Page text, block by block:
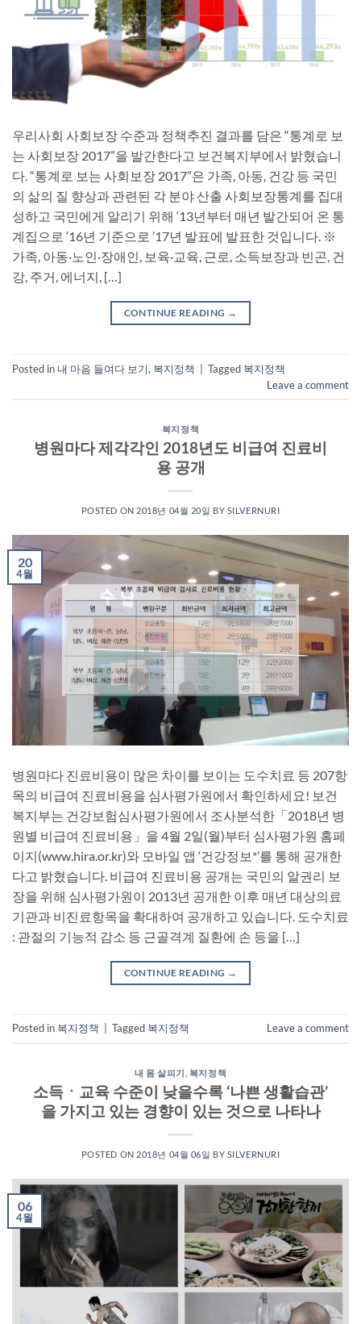
우리사회 사회보장 수준과 정책추진 결과를 담은 “통계로 보
는 사회보장 2017”을 발간한다고 보건복지부에서 밝혔습니
다. “통계로 보는 사회보장 2017”은 가족, 아동, 건강 등 국민
의 삶의 질 향상과 관련된 각 분야 산출 사회보장통계를 집대
성하고 국민에게 알리기 위해 ‘13년부터 매년 발간되어 온 통
계집으로 ‘16년 기준으로 ’17년 발표에 발표한 것입니다. ※
가족, 아동·노인·장애인, 보육·교육, 근로, 소득보장과 빈곤, 건
강, 주거, 에너지, […]
CONTINUE READING →
Posted in내 마음 들여다 보기, 복지정책 | Tagged 복지정책
Leave a comment
복지정책
병원마다 제각각인 2018년도 비급여 진료비
용 공개
POSTED ON 2018년 04월 20일 BY SILVERNURI
20
4월
병원마다 진료비용이 많은 차이를 보이는 도수치료 등 207항
목의 비급여 진료비용을 심사평가원에서 확인하세요! 보건
복지부는 건강보험심사평가원에서 조사분석한「2018년 병
원별 비급여 진료비용」을 4월 2일(월)부터 심사평가원 홈페
이지(www.hira.or.kr)와 모바일 앱 ‘건강정보*’를 통해 공개한
다고 밝혔습니다. 비급여 진료비용 공개는 국민의 알권리 보
장을 위해 심사평가원이 2013년 공개한 이후 매년 대상의료
기관과 비진료항목을 확대하여 공개하고 있습니다. 도수치료
: 관절의 기능적 감소 등 근골격계 질환에 손 등을 […]
CONTINUE READING →
Posted in 복지정책 Tagged 복지정책 Leave a comment
내 몸 살피기 복지정책
소득ㆍ교육 수준이 낮을수록 ‘나쁜 생활습관’
을 가지고 있는 경향이 있는 것으로 나타나
POSTED ON 2018년 04월 06일 BY SILVERNURI
06
4월